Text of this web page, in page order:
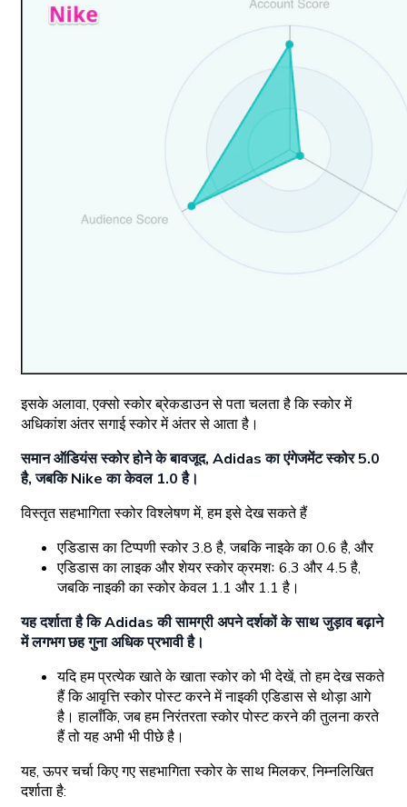
इसके अलावा, एक्सो स्कोर ब्रेकडाउन से पता चलता है कि स्कोर में
अधिकांश अंतर सगाई स्कोर में अंतर से आता है।
समान ऑडियंस स्कोर होने के बावजूद, Adidas का एंगेजमेंट स्कोर 5.0
है, जबकि Nike का केवल 1.0 है।
विस्तृत सहभागिता स्कोर विश्लेषण में, हम इसे देख सकते हैं
एडिडास का टिप्पणी स्कोर 3.8 है, जबकि नाइके का 0.6 है, और
एडिडास का लाइक और शेयर स्कोर क्रमशः 6.3 और 4.5 है,
जबकि नाइकी का स्कोर केवल 1.1 और 1.1 है।
यह दर्शाता है कि Adidas की सामग्री अपने दर्शकों के साथ जुड़ाव बढ़ाने
में लगभग छह गुना अधिक प्रभावी है।
यदि हम प्रत्येक खाते के खाता स्कोर को भी देखें, तो हम देख सकते
हैं कि आवृत्ति स्कोर पोस्ट करने में नाइकी एडिडास से थोड़ा आगे
है। हालाँकि, जब हम निरंतरता स्कोर पोस्ट करने की तुलना करते
हैं तो यह अभी भी पीछे है।
यह, ऊपर चर्चा किए गए सहभागिता स्कोर के साथ मिलकर, निम्नलिखित
दर्शाता है: